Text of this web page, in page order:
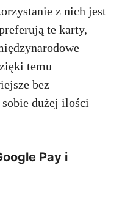
z nich jest
te karty,
temu
bez
dużej ilości
Pay i